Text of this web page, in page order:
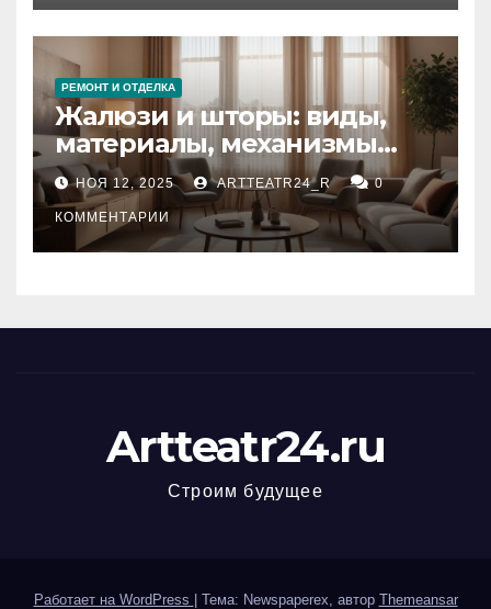
РЕМОНТ И ОТДЕЛКА
Жалюзи и шторы: виды,
материалы, механизмы
управления и уход
НОЯ 12, 2025 ARTTEATR24_R 0
КОММЕНТАРИИ
Artteatr24.ru
Строим будущее
Работает на WordPress Тема: Newspaperex, автор Themeansar